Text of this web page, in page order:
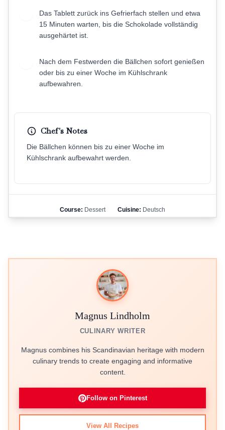
Das Tablett zurück ins Gefrierfach stellen und etwa
15 Minuten warten, bis die Schokolade vollständig
ausgehärtet ist.
Nach dem Festwerden die Bällchen sofort genießen
oder bis zu einer Woche im Kühlschrank
aufbewahren.
Chef's Notes
Die Bällchen können bis zu einer Woche im
Kühlschrank aufbewahrt werden.
Course: Dessert Cuisine: Deutsch
Magnus Lindholm
CULINARY WRITER
Magnus combines his Scandinavian heritage with modern
culinary trends to create engaging and informative
content.
Follow on Pinterest
View All Recipes